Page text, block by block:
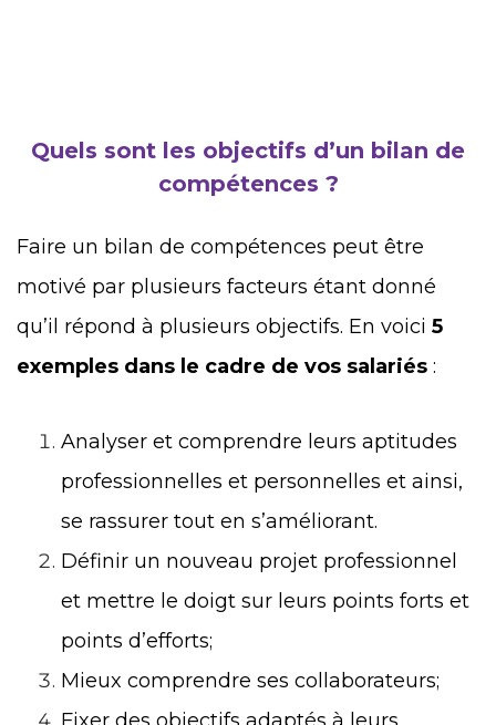
Quels sont les objectifs d’un bilan de
compétences ?
Faire un bilan de compétences peut être
motivé par plusieurs facteurs étant donné
qu’il répond à plusieurs objectifs. En voici 5
exemples dans le cadre de vos salariés :
Analyser et comprendre leurs aptitudes
professionnelles et personnelles et ainsi,
se rassurer tout en s’améliorant.
Définir un nouveau projet professionnel
et mettre le doigt sur leurs points forts et
points d’efforts;
Mieux comprendre ses collaborateurs;